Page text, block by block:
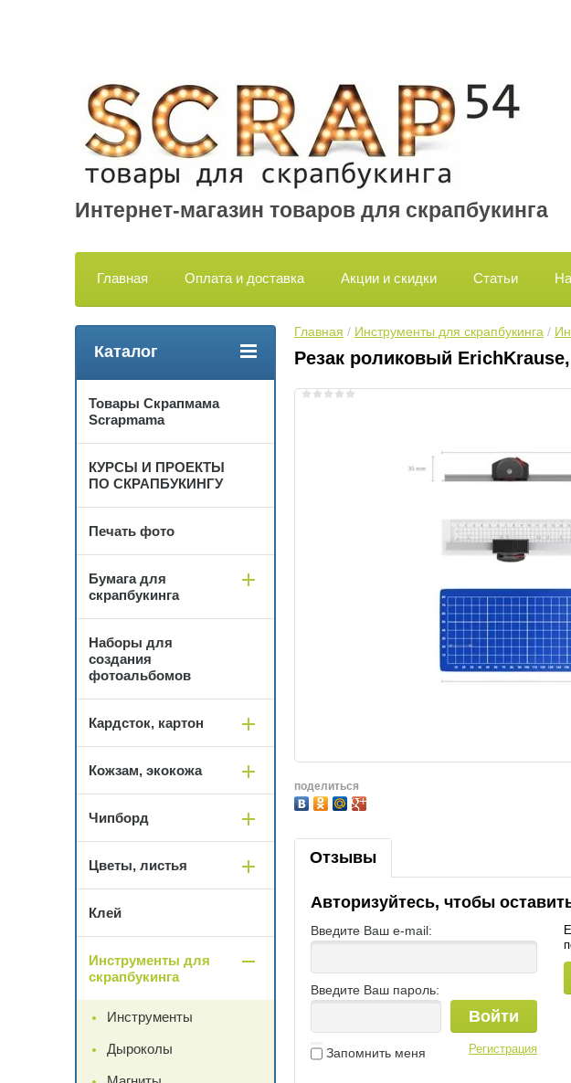
Интернет-магазин товаров для скрапбукинга
Главная Оплата и доставка Акции и скидки Статьи
Главная / Инструменты для скрапбукинга /
Резак роликовый
поделиться
Отзывы
Авторизуйтесь, чтобы
Введите Ваш e-mail:
Введите Ваш пароль:
Войти
Запомнить меня Регистрация
Каталог
Товары Скрапмама
Scrapmama
КУРСЫ И ПРОЕКТЫ
ПО СКРАПБУКИНГУ
Печать фото
Бумага для
скрапбукинга
Наборы для
создания
фотоальбомов
Кардсток, картон
Кожзам, экокожа
Чипборд
Цветы, листья
Клей
Инструменты для
скрапбукинга
Инструменты
Дыроколы